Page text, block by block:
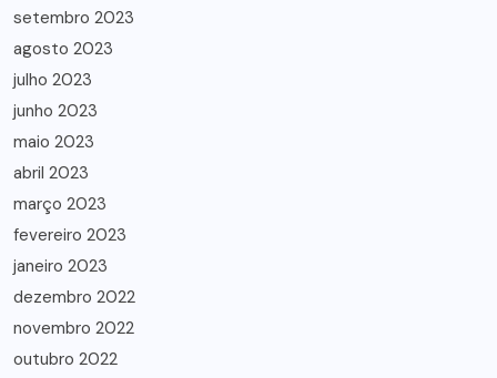
setembro 2023
agosto 2023
julho 2023
junho 2023
maio 2023
abril 2023
março 2023
fevereiro 2023
janeiro 2023
dezembro 2022
novembro 2022
outubro 2022